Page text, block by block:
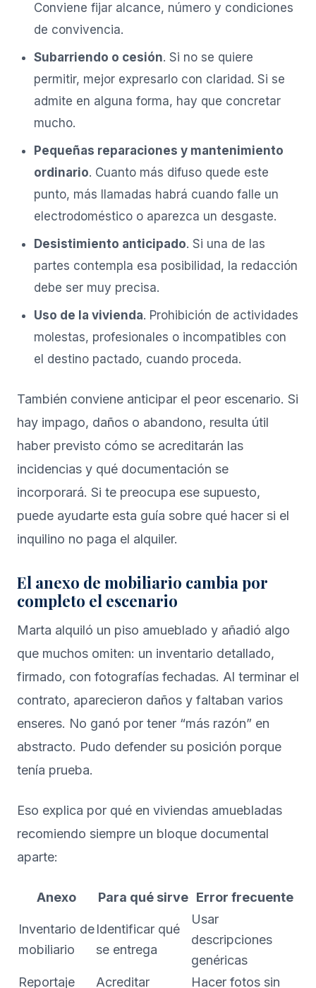
Conviene fijar alcance, número y condiciones
de convivencia.
Subarriendo o cesión. Si no se quiere
permitir, mejor expresarlo con claridad. Si se
admite en alguna forma, hay que concretar
mucho.
Pequeñas reparaciones y mantenimiento
ordinario. Cuanto más difuso quede este
punto, más llamadas habrá cuando falle un
electrodoméstico o aparezca un desgaste.
Desistimiento anticipado. Si una de las
partes contempla esa posibilidad, la redacción
debe ser muy precisa.
Uso de la vivienda. Prohibición de actividades
molestas, profesionales o incompatibles con
el destino pactado, cuando proceda.
También conviene anticipar el peor escenario. Si
hay impago, daños o abandono, resulta útil
haber previsto cómo se acreditarán las
incidencias y qué documentación se
incorporará. Si te preocupa ese supuesto,
puede ayudarte esta guía sobre qué hacer si el
inquilino no paga el alquiler.
El anexo de mobiliario cambia por
completo el escenario
Marta alquiló un piso amueblado y añadió algo
que muchos omiten: un inventario detallado,
firmado, con fotografías fechadas. Al terminar el
contrato, aparecieron daños y faltaban varios
enseres. No ganó por tener “más razón” en
abstracto. Pudo defender su posición porque
tenía prueba.
Eso explica por qué en viviendas amuebladas
recomiendo siempre un bloque documental
aparte:
Anexo Para qué sirve Error frecuente
Inventario de
mobiliario
Identificar qué
se entrega
Usar
descripciones
genéricas
Reportaje
Acreditar
Hacer fotos sin